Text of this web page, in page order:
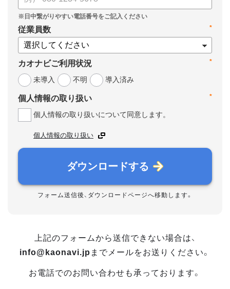
*
従業員数
*
カオナビご利用状況
未導入
不明 導入済み
*
個人情報の取り扱い
個人情報の取り扱いについて同意します。
個人情報の取り扱い
ダウンロードする
フォーム送信後、ダウンロードページへ移動します。
上記のフォームから送信できない場合は、
info@kaonavi.jp までメールをお送りください。
お電話でのお問い合わせも承っております。